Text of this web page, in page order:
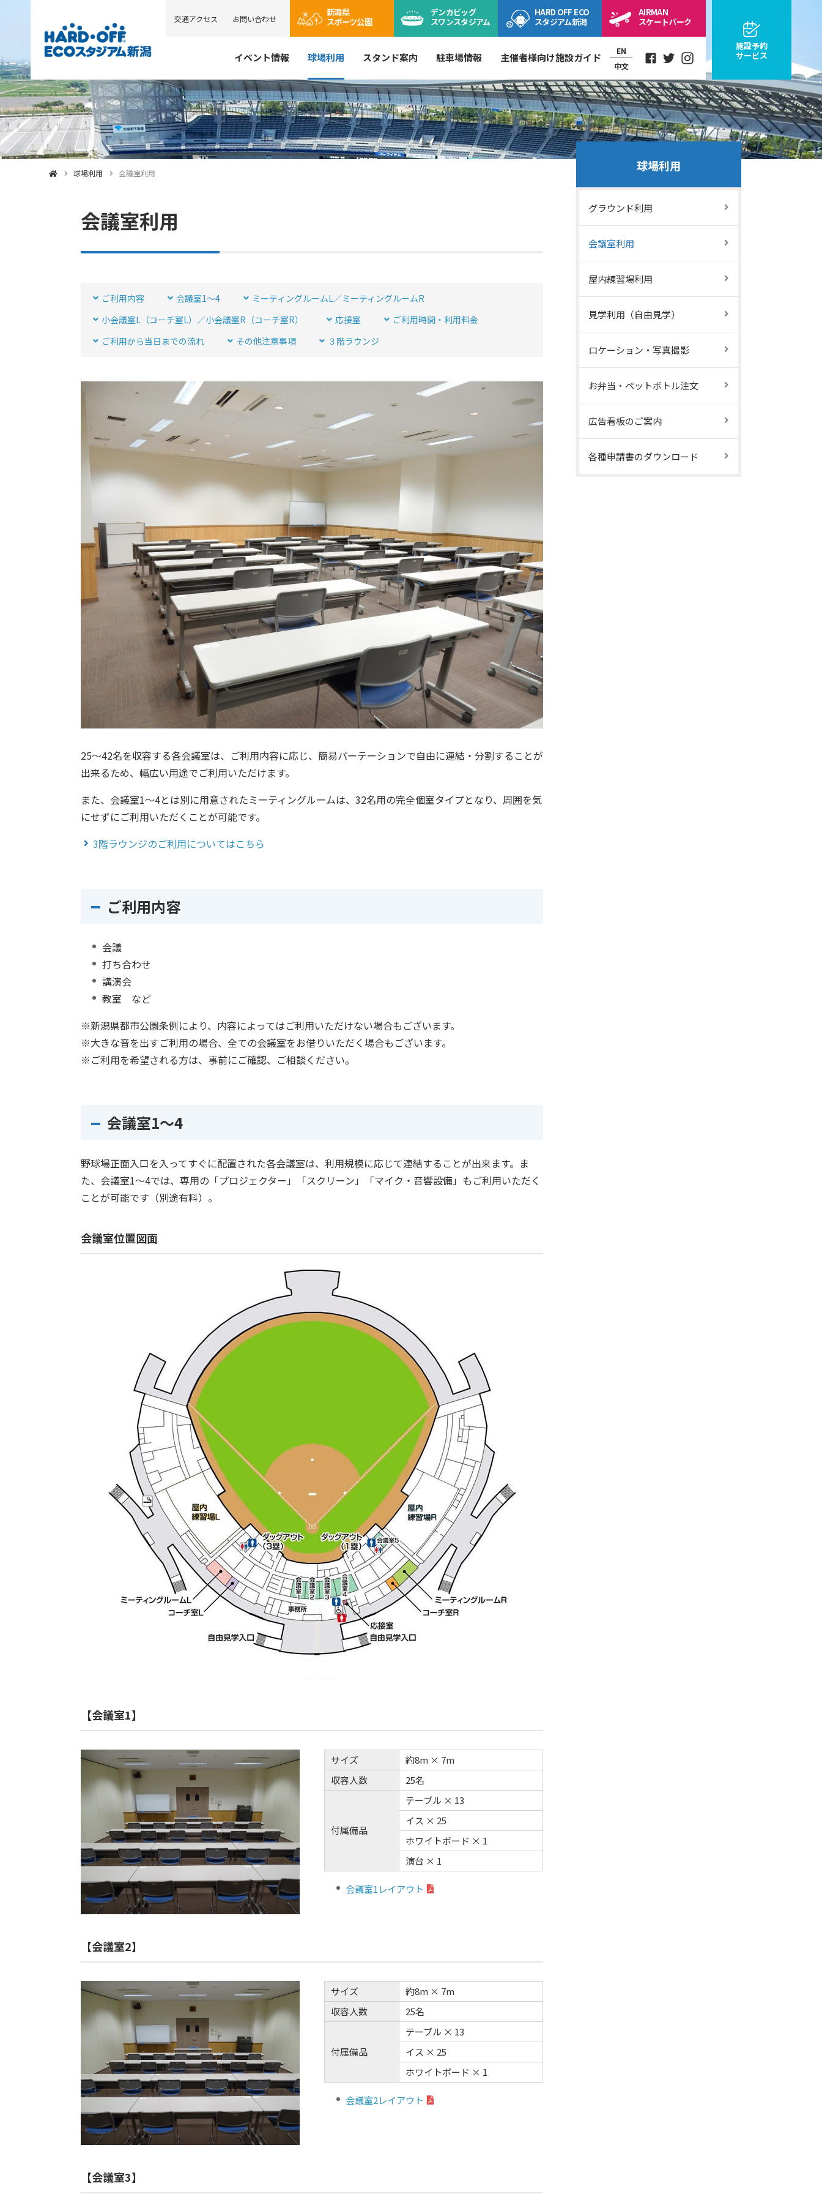
交通アクセス お問い合わせ
新潟県
スポーツ公園
デンカビッグ
スワンスタジアム
HARD OFF ECO
スタジアム新潟
AIRMAN
スケートパーク
イベント情報 球場利用 スタンド案内 駐車場情報 主催者様向け施設ガイド
EN
中文
Instagram
施設予約
サービス
球場利用 会議室利用
会議室利用
ご利用内容 会議室1～4
ミーティングルームL／ミーティングルームR
小会議室L（コーチ室L）／小会議室R（コーチ室R）
応接室
ご利用時間・利用料金
ご利用から当日までの流れ
その他注意事項 ３階ラウンジ
25～42名を収容する各会議室は、ご利用内容に応じ、簡易パーテーションで自由に連結・分割することが
出来るため、幅広い用途でご利用いただけます。
また、会議室1～4とは別に用意されたミーティングルームは、32名用の完全個室タイプとなり、周囲を気
にせずにご利用いただくことが可能です。
3階ラウンジのご利用についてはこちら
ご利用内容
会議
打ち合わせ
講演会
教室 など
※新潟県都市公園条例により、内容によってはご利用いただけない場合もございます。
※大きな音を出すご利用の場合、全ての会議室をお借りいただく場合もございます。
※ご利用を希望される方は、事前にご確認、ご相談ください。
会議室1～4
野球場正面入口を入ってすぐに配置された各会議室は、利用規模に応じて連結することが出来ます。ま
た、会議室1～4では、専用の「プロジェクター」「スクリーン」「マイク・音響設備」もご利用いただく
ことが可能です（別途有料）。
会議室位置図面
【会議室1】
サイズ
約8m × 7m
収容人数
25名
付属備品
テーブル × 13
イス × 25
ホワイトボード × 1
演台 × 1
会議室1レイアウト
【会議室2】
サイズ
約8m × 7m
収容人数
25名
付属備品
テーブル × 13
イス × 25
ホワイトボード × 1
会議室2レイアウト
【会議室3】
球場利用
グラウンド利用
会議室利用
屋内練習場利用
見学利用（自由見学）
ロケーション・写真撮影
お弁当・ペットボトル注文
広告看板のご案内
各種申請書のダウンロード